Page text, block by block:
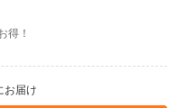
得！
お届け